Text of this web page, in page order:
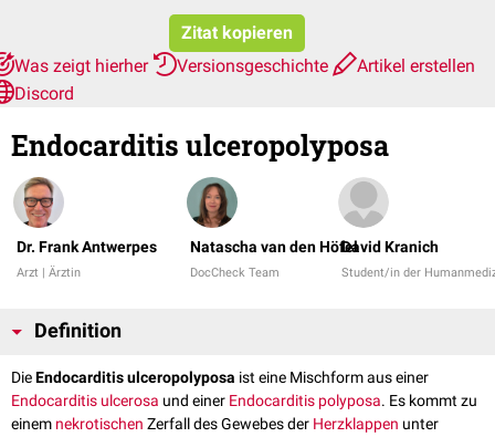
Zitat kopieren
Was zeigt hierher
Versionsgeschichte
Artikel erstellen
Discord
Endocarditis ulceropolyposa
Dr. Frank Antwerpes
Arzt | Ärztin
Natascha van den Höfel
DocCheck Team
David Kranich
Student/in der
Definition
DieEndocarditis ulceropolyposa ist eine Mischform aus einer
Endocarditis ulcerosa und einer Endocarditis polyposa. Es kommt zu
einem nekrotischen Zerfall des Gewebes der Herzklappen unter